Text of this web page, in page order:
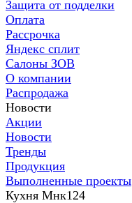
Защита от подделки
Оплата
Рассрочка
Яндекс сплит
Салоны ЗОВ
О компании
Распродажа
Новости
Акции
Новости
Тренды
Продукция
Выполненные проекты
Кухня Мнк124